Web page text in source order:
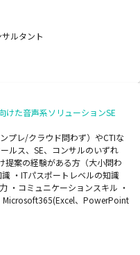
ルタント
けた音声系ソリューションSE
プレ/クラウド問わず）やCTIな
ルス、SE、コンサルのいずれ
案の経験がある方（大小問わ
・ITパスポートレベルの知識
・コミュニケーションスキル ・
Microsoft365(Excel、PowerPoint